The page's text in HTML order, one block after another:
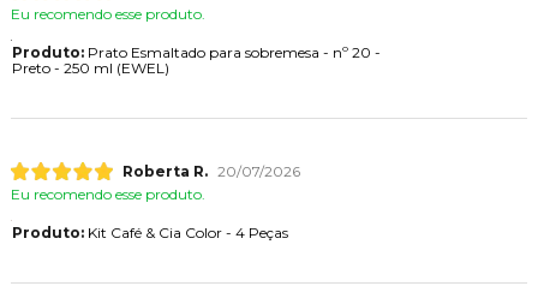
Eu recomendo esse produto.
Produto:Prato Esmaltado para sobremesa - nº 20 -
Preto - 250 ml (EWEL)
Roberta R. 20/07/2026
Eu recomendo esse produto.
Produto:Kit Café & Cia Color - 4 Peças